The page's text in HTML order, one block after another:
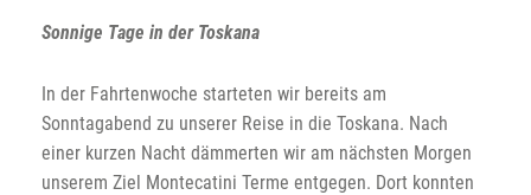
Sonnige Tage in der Toskana
In der Fahrtenwoche starteten wir bereits am
Sonntagabend zu unserer Reise in die Toskana. Nach
einer kurzen Nacht dämmerten wir am nächsten Morgen
unserem Ziel Montecatini Terme entgegen. Dort konnten